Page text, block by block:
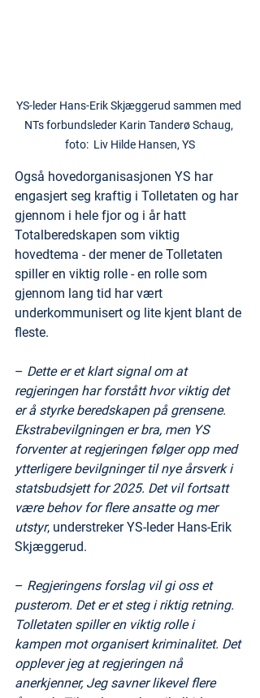
YS-leder Hans-Erik Skjæggerud sammen med
NTs forbundsleder Karin Tanderø Schaug,
foto:  Liv Hilde Hansen, YS
Også hovedorganisasjonen YS har
engasjert seg kraftig i Tolletaten og har
gjennom i hele fjor og i år hatt
Totalberedskapen som viktig
hovedtema - der mener de Tolletaten
spiller en viktig rolle - en rolle som
gjennom lang tid har vært
underkommunisert og lite kjent blant de
fleste.
– Dette er et klart signal om at
regjeringen har forstått hvor viktig det
er å styrke beredskapen på grensene.
Ekstrabevilgningen er bra, men YS
forventer at regjeringen følger opp med
ytterligere bevilgninger til nye årsverk i
statsbudsjett for 2025. Det vil fortsatt
være behov for flere ansatte og mer
utstyr, understreker YS-leder Hans-Erik
Skjæggerud.
– Regjeringens forslag vil gi oss et
pusterom. Det er et steg i riktig retning.
Tolletaten spiller en viktig rolle i
kampen mot organisert kriminalitet. Det
opplever jeg at regjeringen nå
anerkjenner, Jeg savner likevel flere